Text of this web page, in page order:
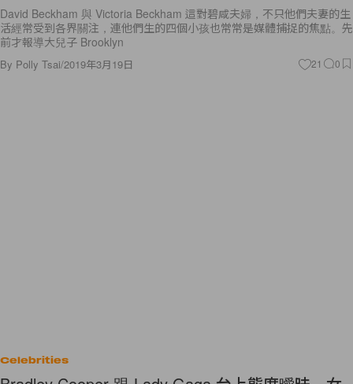
David Beckham 與 Victoria Beckham 這對碧咸夫婦，不只他們夫妻的生
活經常受到各界關注，連他們生的四個小孩也常常是媒體捕捉的焦點。先
前才報導大兒子 Brooklyn
By Polly Tsai/2019年3月19日 21 0
Celebrities